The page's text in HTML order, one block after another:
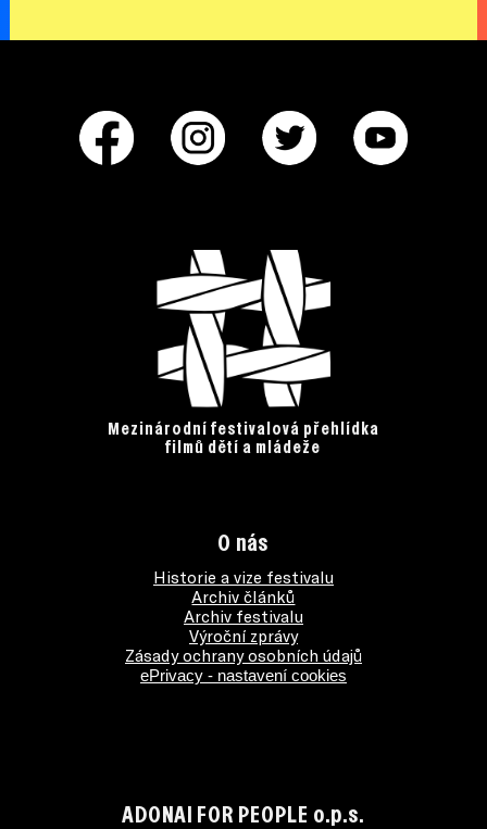
Mezinárodní festivalová přehlídka
filmů dětí a mládeže
O nás
Historie a vize festivalu
Archiv článků
Archiv festivalu
Výroční zprávy
Zásady ochrany osobních údajů
ePrivacy - nastavení cookies
ADONAI FOR PEOPLE o.p.s.